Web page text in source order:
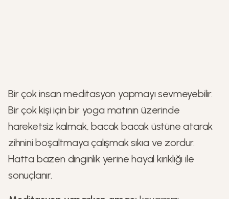
Bir çok insan meditasyon yapmayı sevmeyebilir.
Bir çok kişi için bir yoga matının üzerinde
hareketsiz kalmak, bacak bacak üstüne atarak
zihnini boşaltmaya çalışmak sıkıcı ve zordur.
Hatta bazen dinginlik yerine hayal kırıklığı ile
sonuçlanır.